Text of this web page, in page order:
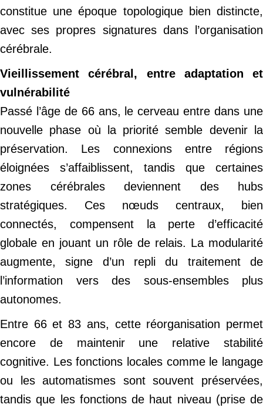
constitue une époque topologique bien distincte,
avec ses propres signatures dans l’organisation
cérébrale.
Vieillissement cérébral, entre adaptation et
vulnérabilité
Passé l’âge de 66 ans, le cerveau entre dans une
nouvelle phase où la priorité semble devenir la
préservation. Les connexions entre régions
éloignées s’affaiblissent, tandis que certaines
zones cérébrales deviennent des hubs
stratégiques. Ces nœuds centraux, bien
connectés, compensent la perte d’efficacité
globale en jouant un rôle de relais. La modularité
augmente, signe d’un repli du traitement de
l’information vers des sous-ensembles plus
autonomes.
Entre 66 et 83 ans, cette réorganisation permet
encore de maintenir une relative stabilité
cognitive. Les fonctions locales comme le langage
ou les automatismes sont souvent préservées,
tandis que les fonctions de haut niveau (prise de